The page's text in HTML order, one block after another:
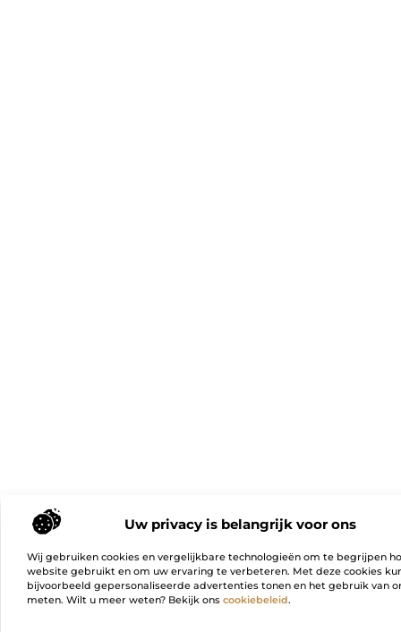
Uw privacy is belangrijk voor ons
Wij gebruiken cookies en vergelijkbare technologieën om te begrijpen
website gebruikt en om uw ervaring te verbeteren. Met deze cookies
bijvoorbeeld gepersonaliseerde advertenties tonen en het gebruik van
meten. Wilt u meer weten? Bekijk ons cookiebeleid.